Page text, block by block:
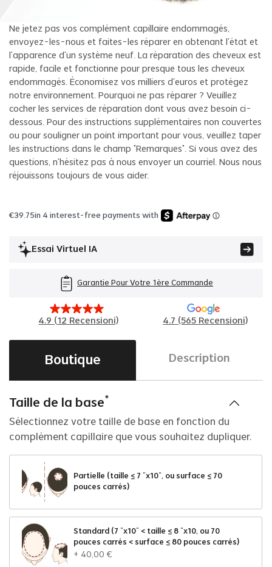
Ne jetez pas vos complément capillaire endommagés,
envoyez-les-nous et faites-les réparer en obtenant l'état et
l'apparence d'un système neuf. La réparation des cheveux est
rapide, facile et fonctionne pour presque tous les cheveux
endommagés. Économisez vos milliers d'euros et protégez
notre environnement. Pourquoi ne pas réparer ? Veuillez
cocher les services de réparation dont vous avez besoin ci-
dessous. Pour des instructions supplémentaires non couvertes
ou pour souligner un point important pour vous, veuillez taper
les instructions dans le champ "Remarques". Si vous avez des
questions, n'hésitez pas à nous envoyer un courriel. Nous nous
réjouissons toujours de vous aider.
€39.75in 4 interest-free payments with
Essai Virtuel IA
Garantie Pour Votre 1ère Commande
4.9 (12 Recensioni) 4.7 (565 Recensioni)
Boutique Description
Taille de la base*
Sélectionnez votre taille de base en fonction du
complément capillaire que vous souhaitez dupliquer.
Partielle (taille ≤ 7 "x10", ou surface ≤ 70
pouces carrés)
Standard (7 "x10" < taille ≤ 8 "x10, ou 70
pouces carrés < surface ≤ 80 pouces carrés)
+ 40,00 €